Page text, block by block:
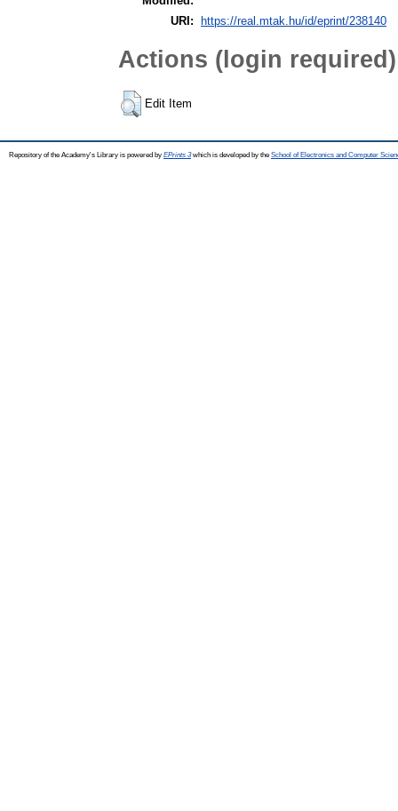
URI:
https://real.mtak.hu/id/eprint/238140
Actions (login required)
Edit Item
Repository of the Academy's Library is powered by EPrints 3which is developed by the School of Electronics and Computer